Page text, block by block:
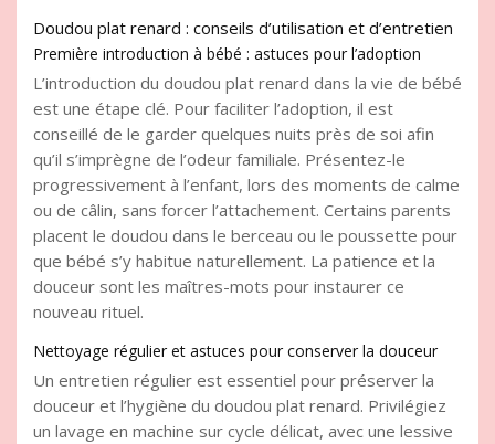
Doudou plat renard : conseils d’utilisation et d’entretien
Première introduction à bébé : astuces pour l’adoption
L’introduction du doudou plat renard dans la vie de bébé
est une étape clé. Pour faciliter l’adoption, il est
conseillé de le garder quelques nuits près de soi afin
qu’il s’imprègne de l’odeur familiale. Présentez-le
progressivement à l’enfant, lors des moments de calme
ou de câlin, sans forcer l’attachement. Certains parents
placent le doudou dans le berceau ou le poussette pour
que bébé s’y habitue naturellement. La patience et la
douceur sont les maîtres-mots pour instaurer ce
nouveau rituel.
Nettoyage régulier et astuces pour conserver la douceur
Un entretien régulier est essentiel pour préserver la
douceur et l’hygiène du doudou plat renard. Privilégiez
un lavage en machine sur cycle délicat, avec une lessive